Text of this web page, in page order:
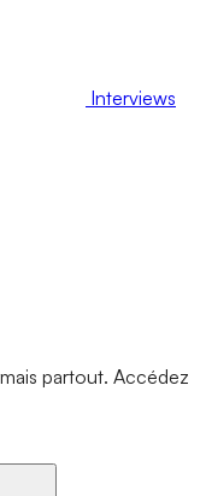
Interviews
partout. Accédez